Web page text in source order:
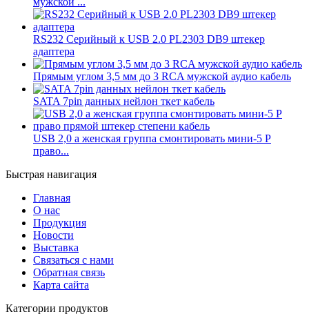
RS232 Серийный к USB 2.0 PL2303 DB9 штекер
адаптера
Прямым углом 3,5 мм до 3 RCA мужской аудио кабель
SATA 7pin данных нейлон ткет кабель
USB 2,0 а женская группа смонтировать мини-5 P
право...
Быстрая навигация
Главная
О нас
Продукция
Новости
Выставка
Связаться с нами
Обратная связь
Карта сайта
Категории продуктов